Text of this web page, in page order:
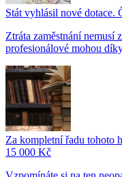
Stát vyhlásil nové dotace.
Ztráta zaměstnání nemusí
profesionálové mohou
Za kompletní řadu tohoto
15 000 Kč